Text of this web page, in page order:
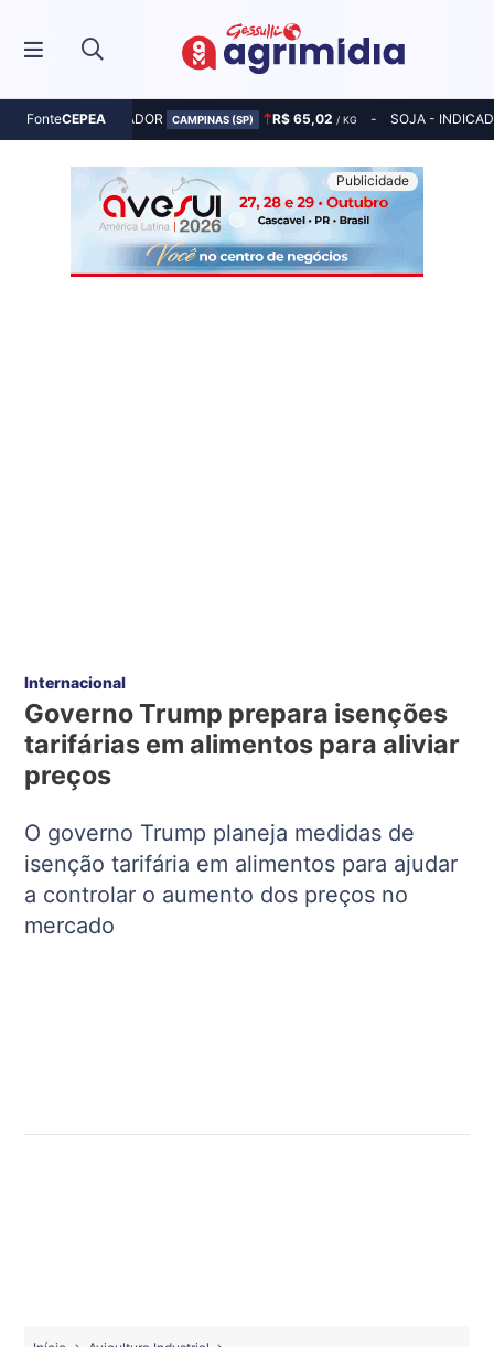
FonteCEPEA
MILHO - INDICADOR CAMPINAS (SP) R$ 65,02 / KG SOJA -
Internacional
Governo Trump prepara isenções
tarifárias em alimentos para aliviar
preços
O governo Trump planeja medidas de
isenção tarifária em alimentos para ajudar
a controlar o aumento dos preços no
mercado